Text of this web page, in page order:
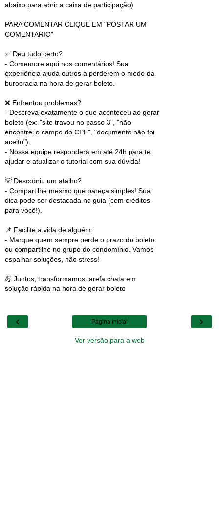
abaixo para abrir a caixa de participação)
PARA COMENTAR CLIQUE EM "POSTAR UM
COMENTARIO"
✅ Deu tudo certo?
- Comemore aqui nos comentários! Sua
experiência ajuda outros a perderem o medo da
burocracia na hora de gerar boleto.
❌ Enfrentou problemas?
- Descreva exatamente o que aconteceu ao gerar
boleto (ex: "site travou no passo 3", "não
encontrei o campo do CPF", "documento não foi
aceito").
- Nossa equipe responderá em até 24h para te
ajudar e atualizar o tutorial com sua dúvida!
💡 Descobriu um atalho?
- Compartilhe mesmo que pareça simples! Sua
dica pode ser destacada no guia (com créditos
para você!).
📌 Facilite a vida de alguém:
- Marque quem sempre perde o prazo do boleto
ou compartilhe no grupo do condomínio. Vamos
espalhar soluções, não stress!
💪 Juntos, transformamos tarefa chata em
solução rápida na hora de gerar boleto
‹ ›
Página inicial
Ver versão para a web